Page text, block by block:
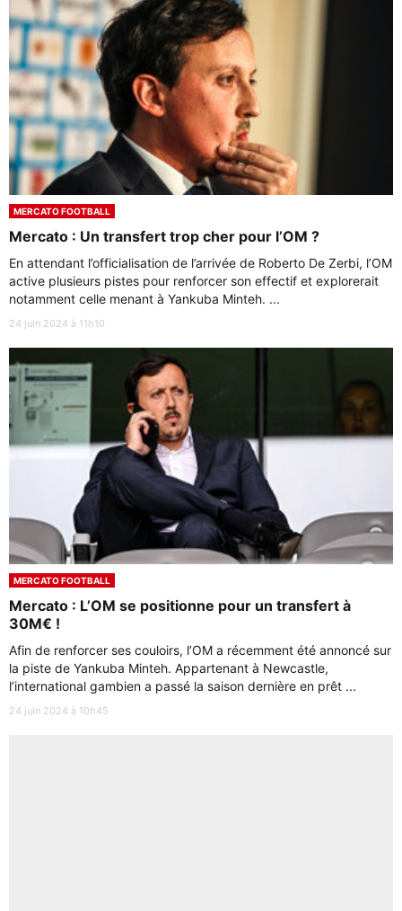
MERCATO FOOTBALL
Mercato : Un transfert trop cher pour l’OM ?
En attendant l’officialisation de l’arrivée de Roberto De Zerbi, l’OM
active plusieurs pistes pour renforcer son effectif et explorerait
notamment celle menant à Yankuba Minteh. ...
24 juin 2024 à 11h10
MERCATO FOOTBALL
Mercato : L’OM se positionne pour un transfert à
30M€ !
Afin de renforcer ses couloirs, l’OM a récemment été annoncé sur
la piste de Yankuba Minteh. Appartenant à Newcastle,
l’international gambien a passé la saison dernière en prêt ...
24 juin 2024 à 10h45